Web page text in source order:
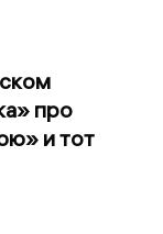
про
и тот